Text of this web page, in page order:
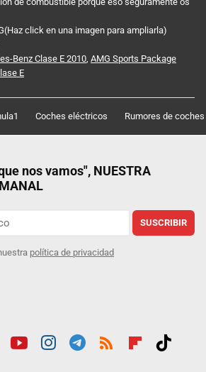
click en una imagen para ampliarla)
Benz Clase E 2010 AMG Sports Package
E
Coches eléctricos Rumores de coches
nos vamos", NUESTRA
SUSCRIBIR
política de privacidad